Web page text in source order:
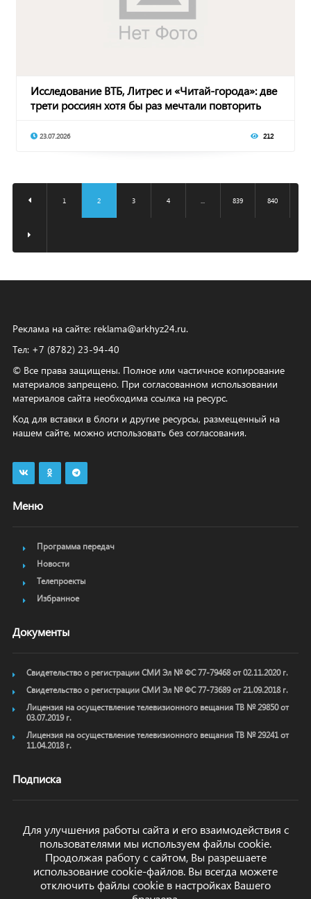
Исследование ВТБ, Литрес и «Читай-города»: две
трети россиян хотя бы раз мечтали повторить
23.07.2026 212
1 2 3 4 839 840
Реклама на сайте: reklama@arkhyz24.ru.
Тел: +7 (8782) 23‑94‑40
© Все права защищены. Полное или частичное копирование
материалов запрещено. При согласованном использовании
материалов сайта необходима ссылка на ресурс.
Код для вставки в блоги и другие ресурсы, размещенный на
нашем сайте, можно использовать без согласования.
Меню
Программа передач
Новости
Телепроекты
Избранное
Документы
Свидетельство о регистрации СМИ Эл № ФС 77-79468 от 02.11.2020 г.
Свидетельство о регистрации СМИ Эл № ФС 77-73689 от 21.09.2018 г.
Лицензия на осуществление телевизионного вещания ТВ № 29850 от
03.07.2019 г.
Лицензия на осуществление телевизионного вещания ТВ № 29241 от
11.04.2018 г.
Подписка
ОТПРАВИТЬ
Для улучшения работы сайта и его взаимодействия с
пользователями мы используем файлы cookie.
Продолжая работу с сайтом, Вы разрешаете
использование cookie-файлов. Вы всегда можете
отключить файлы cookie в настройках Вашего